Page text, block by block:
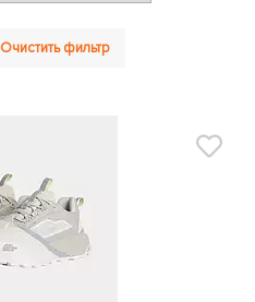
Очистить фильтр